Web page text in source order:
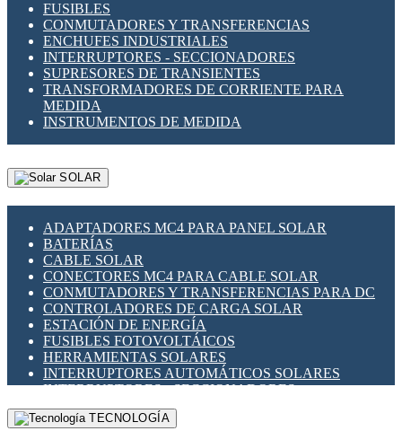
FUSIBLES
CONMUTADORES Y TRANSFERENCIAS
ENCHUFES INDUSTRIALES
INTERRUPTORES - SECCIONADORES
SUPRESORES DE TRANSIENTES
TRANSFORMADORES DE CORRIENTE PARA
MEDIDA
INSTRUMENTOS DE MEDIDA
SOLAR
ADAPTADORES MC4 PARA PANEL SOLAR
BATERÍAS
CABLE SOLAR
CONECTORES MC4 PARA CABLE SOLAR
CONMUTADORES Y TRANSFERENCIAS PARA DC
CONTROLADORES DE CARGA SOLAR
ESTACIÓN DE ENERGÍA
FUSIBLES FOTOVOLTÁICOS
HERRAMIENTAS SOLARES
INTERRUPTORES AUTOMÁTICOS SOLARES
INTERRUPTORES - SECCIONADORES
FOTOVOLTÁICOS
MONTAJE PANEL SOLAR
TECNOLOGÍA